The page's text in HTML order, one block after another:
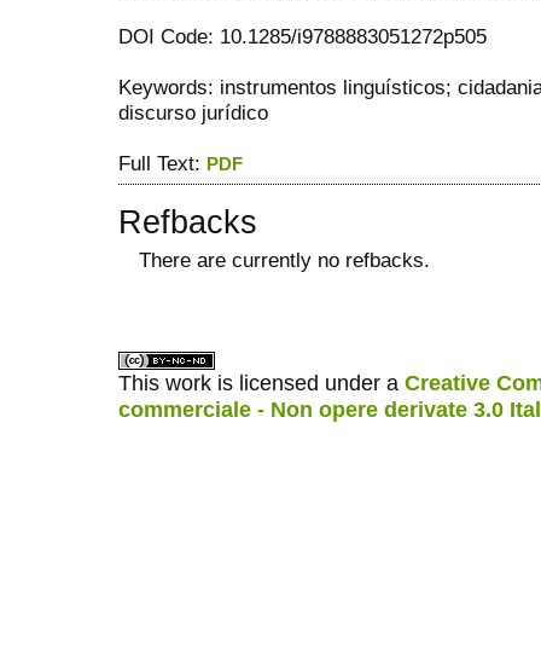
DOI Code: 10.1285/i9788883051272p505
Keywords: instrumentos linguísticos;
discurso jurídico
Full Text: PDF
Refbacks
There are currently no refbacks.
This work is licensed under a Creative
commerciale - Non opere derivate 3.0